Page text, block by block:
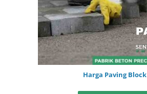
Harga Paving Block